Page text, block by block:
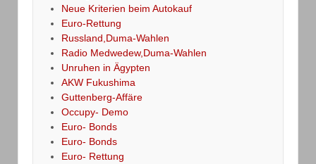
Neue Kriterien beim Autokauf
Euro-Rettung
Russland,Duma-Wahlen
Radio Medwedew,Duma-Wahlen
Unruhen in Ägypten
AKW Fukushima
Guttenberg-Affäre
Occupy- Demo
Euro- Bonds
Euro- Bonds
Euro- Rettung